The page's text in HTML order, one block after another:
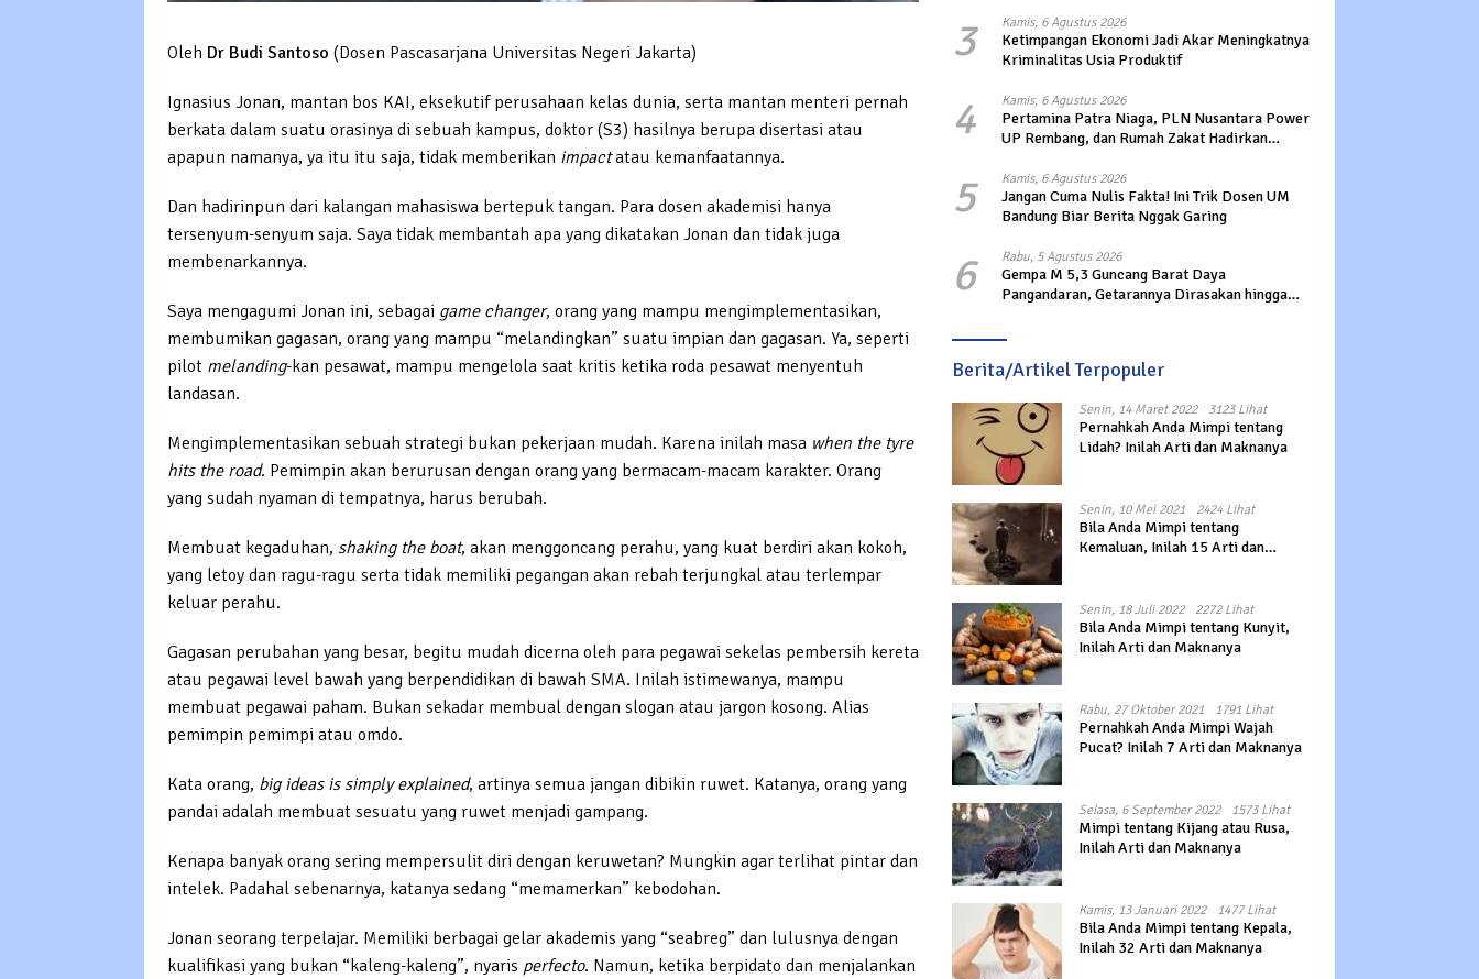
Oleh Dr Budi Santoso (Dosen Pascasarjana Universitas Negeri Jakarta)
Ignasius Jonan, mantan bos KAI, eksekutif perusahaan kelas dunia, serta mantan menteri pernah
berkata dalam suatu orasinya di sebuah kampus, doktor (S3) hasilnya berupa disertasi atau
apapun namanya, ya itu itu saja, tidak memberikan impactatau kemanfaatannya.
Dan hadirinpun dari kalangan mahasiswa bertepuk tangan. Para dosen akademisi hanya
tersenyum-senyum saja. Saya tidak membantah apa yang dikatakan Jonan dan tidak juga
membenarkannya.
Saya mengagumi Jonan ini, sebagai game changer, orang yang mampu mengimplementasikan,
membumikan gagasan, orang yang mampu “melandingkan” suatu impian dan gagasan. Ya, seperti
pilot melanding-kan pesawat, mampu mengelola saat kritis ketika roda pesawat menyentuh
landasan.
Mengimplementasikan sebuah strategi bukan pekerjaan mudah. Karena inilah masa when the tyre
hits the road. Pemimpin akan berurusan dengan orang yang bermacam-macam karakter. Orang
yang sudah nyaman di tempatnya, harus berubah.
Membuat kegaduhan, shaking the boat, akan menggoncang perahu, yang kuat berdiri akan kokoh,
yang letoy dan ragu-ragu serta tidak memiliki pegangan akan rebah terjungkal atau terlempar
keluar perahu.
Gagasan perubahan yang besar, begitu mudah dicerna oleh para pegawai sekelas pembersih kereta
atau pegawai level bawah yang berpendidikan di bawah SMA. Inilah istimewanya, mampu
membuat pegawai paham. Bukan sekadar membual dengan slogan atau jargon kosong. Alias
pemimpin pemimpi atau omdo.
Kata orang, big ideas is simply explained, artinya semua jangan dibikin ruwet. Katanya, orang yang
pandai adalah membuat sesuatu yang ruwet menjadi gampang.
Kenapa banyak orang sering mempersulit diri dengan keruwetan? Mungkin agar terlihat pintar dan
intelek. Padahal sebenarnya, katanya sedang “memamerkan” kebodohan.
Jonan seorang terpelajar. Memiliki berbagai gelar akademis yang “seabreg” dan lulusnya dengan
kualifikasi yang bukan “kaleng-kaleng”, nyaris perfecto. Namun, ketika berpidato dan menjalankan
3 Kamis, 6 Agustus 2026
Ketimpangan Ekonomi Jadi Akar Meningkatnya
Kriminalitas Usia Produktif
4 Kamis, 6 Agustus 2026
Pertamina Patra Niaga, PLN Nusantara Power
UP Rembang, dan Rumah Zakat Hadirkan
Gempa di Sigi
5 Kamis, 6 Agustus 2026
Jangan Cuma Nulis Fakta! Ini Trik Dosen UM
Bandung Biar Berita Nggak Garing
6 Rabu, 5 Agustus 2026
Gempa M 5,3 Guncang Barat Daya
Pangandaran, Getarannya Dirasakan hingga
Berita/Artikel Terpopuler
Senin, 14 Maret 2022 3123 Lihat
Pernahkah Anda Mimpi tentang
Lidah? Inilah Arti dan Maknanya
Senin, 10 Mei 2021 2424 Lihat
Bila Anda Mimpi tentang
Kemaluan, Inilah 15 Arti dan
Senin, 18 Juli 2022 2272 Lihat
Bila Anda Mimpi tentang Kunyit,
Inilah Arti dan Maknanya
Rabu, 27 Oktober 2021 1791 Lihat
Pernahkah Anda Mimpi Wajah
Pucat? Inilah 7 Arti dan Maknanya
Selasa, 6 September 2022 1573 Lihat
Mimpi tentang Kijang atau Rusa,
Inilah Arti dan Maknanya
Kamis, 13 Januari 2022 1477 Lihat
Bila Anda Mimpi tentang Kepala,
Inilah 32 Arti dan Maknanya